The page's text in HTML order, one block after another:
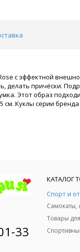
с эффектной
делать причёски.
Этот образ
см. Куклы серии
33
КАТАЛОГ
Спорт и